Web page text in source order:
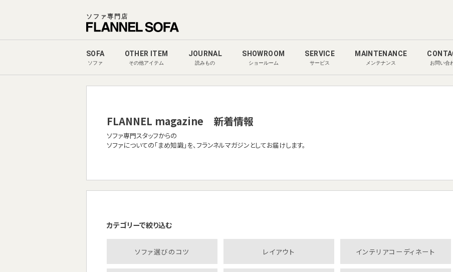
ソファ専門店
SOFA
ソファ
OTHER ITEM
その他アイテム
JOURNAL
読みもの
SHOWROOM
ショールーム
SERVICE
サービス
MAINTENANCE
メンテナンス お問い合
FLANNEL magazine 新着情報
ソファ専門スタッフからの
ソファについての「まめ知識」を、フランネルマガジンとしてお届けします。
カテゴリーで絞り込む
ソファ選びのコツ レイアウト インテリアコーディネート